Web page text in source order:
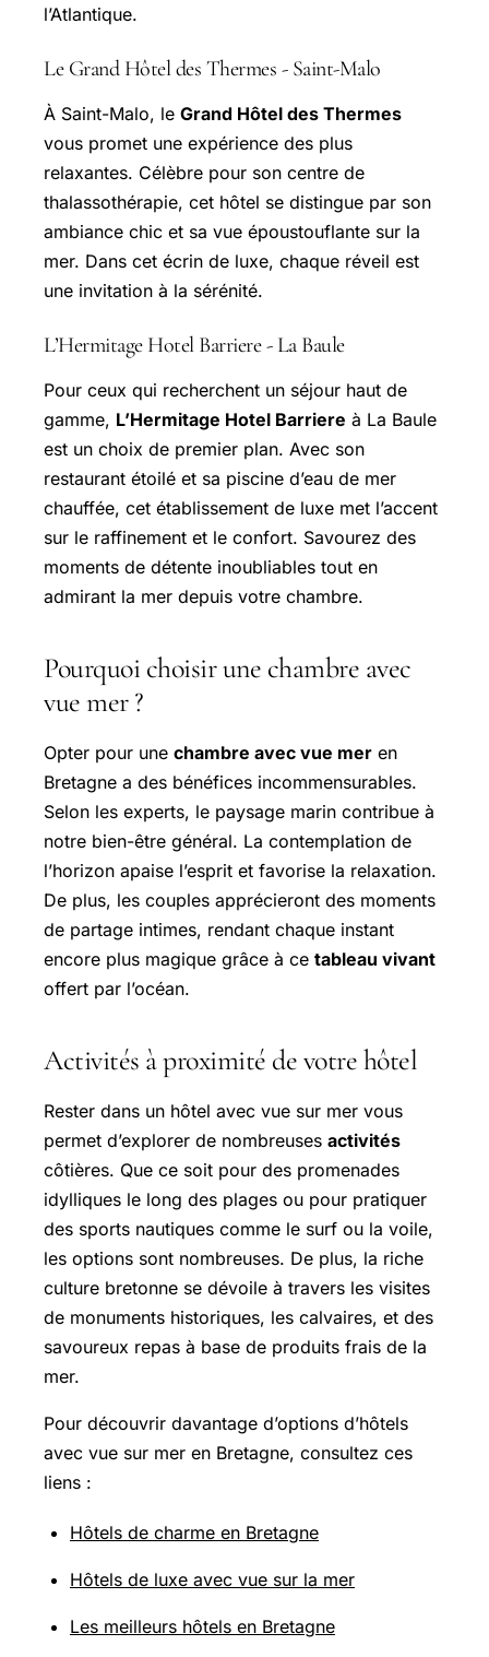
l’Atlantique.
Le Grand Hôtel des Thermes - Saint-Malo
À Saint-Malo, le Grand Hôtel des Thermes
vous promet une expérience des plus
relaxantes. Célèbre pour son centre de
thalassothérapie, cet hôtel se distingue par son
ambiance chic et sa vue époustouflante sur la
mer. Dans cet écrin de luxe, chaque réveil est
une invitation à la sérénité.
L’Hermitage Hotel Barriere - La Baule
Pour ceux qui recherchent un séjour haut de
gamme, L’Hermitage Hotel Barriere à La Baule
est un choix de premier plan. Avec son
restaurant étoilé et sa piscine d’eau de mer
chauffée, cet établissement de luxe met l’accent
sur le raffinement et le confort. Savourez des
moments de détente inoubliables tout en
admirant la mer depuis votre chambre.
Pourquoi choisir une chambre avec
vue mer ?
Opter pour une chambre avec vue mer en
Bretagne a des bénéfices incommensurables.
Selon les experts, le paysage marin contribue à
notre bien-être général. La contemplation de
l’horizon apaise l’esprit et favorise la relaxation.
De plus, les couples apprécieront des moments
de partage intimes, rendant chaque instant
encore plus magique grâce à ce tableau vivant
offert par l’océan.
Activités à proximité de votre hôtel
Rester dans un hôtel avec vue sur mer vous
permet d’explorer de nombreuses activités
côtières. Que ce soit pour des promenades
idylliques le long des plages ou pour pratiquer
des sports nautiques comme le surf ou la voile,
les options sont nombreuses. De plus, la riche
culture bretonne se dévoile à travers les visites
de monuments historiques, les calvaires, et des
savoureux repas à base de produits frais de la
mer.
Pour découvrir davantage d’options d’hôtels
avec vue sur mer en Bretagne, consultez ces
liens :
Hôtels de charme en Bretagne
Hôtels de luxe avec vue sur la mer
Les meilleurs hôtels en Bretagne